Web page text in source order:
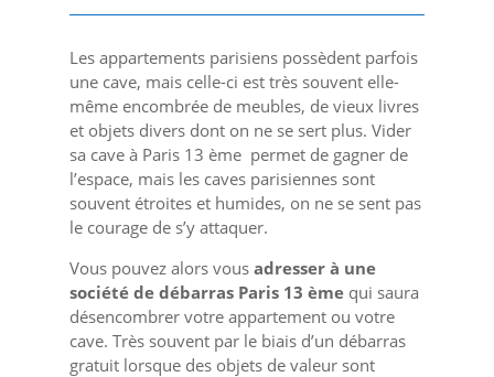
Les appartements parisiens possèdent parfois
une cave, mais celle-ci est très souvent elle-
même encombrée de meubles, de vieux livres
et objets divers dont on ne se sert plus. Vider
sa cave à Paris 13 ème permet de gagner de
l’espace, mais les caves parisiennes sont
souvent étroites et humides, on ne se sent pas
le courage de s’y attaquer.
Vous pouvez alors vous adresser à une
société de débarras Paris 13 èmequi saura
désencombrer votre appartement ou votre
cave. Très souvent par le biais d’un débarras
gratuit lorsque des objets de valeur sont